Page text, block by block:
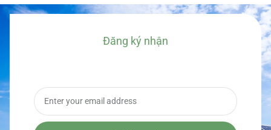
Đăng ký nhận